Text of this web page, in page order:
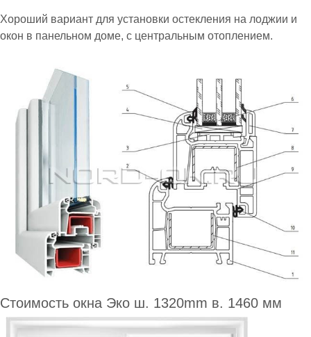
Хороший вариант для установки остекления на лоджии и
окон в панельном доме, с центральным отоплением.
Стоимость окна Эко ш. 1320mm в. 1460 мм